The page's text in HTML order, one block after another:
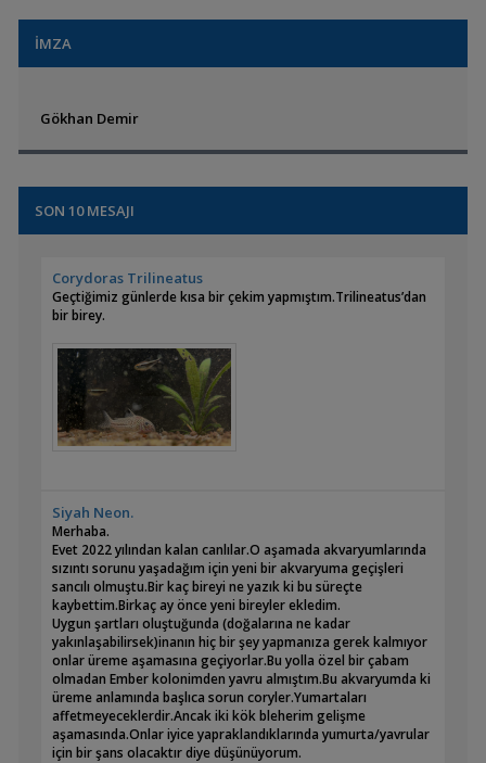
İMZA
Gökhan Demir
SON 10 MESAJI
Corydoras Trilineatus
Geçtiğimiz günlerde kısa bir çekim yapmıştım.Trilineatus’dan
bir birey.
Siyah Neon.
Merhaba.
Evet 2022 yılından kalan canlılar.O aşamada akvaryumlarında
sızıntı sorunu yaşadağım için yeni bir akvaryuma geçişleri
sancılı olmuştu.Bir kaç bireyi ne yazık ki bu süreçte
kaybettim.Birkaç ay önce yeni bireyler ekledim.
Uygun şartları oluştuğunda (doğalarına ne kadar
yakınlaşabilirsek)inanın hiç bir şey yapmanıza gerek kalmıyor
onlar üreme aşamasına geçiyorlar.Bu yolla özel bir çabam
olmadan Ember kolonimden yavru almıştım.Bu akvaryumda ki
üreme anlamında başlıca sorun coryler.Yumartaları
affetmeyeceklerdir.Ancak iki kök bleherim gelişme
aşamasında.Onlar iyice yapraklandıklarında yumurta/yavrular
için bir şans olacaktır diye düşünüyorum.